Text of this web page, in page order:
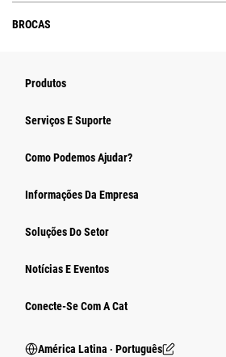
BROCAS
Produtos
Serviços E Suporte
Como Podemos Ajudar?
Informações Da Empresa
Soluções Do Setor
Notícias E Eventos
Conecte-Se Com A Cat
América Latina ‧ Português